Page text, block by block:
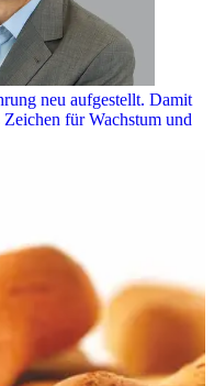
neu aufgestellt. Damit
für Wachstum und